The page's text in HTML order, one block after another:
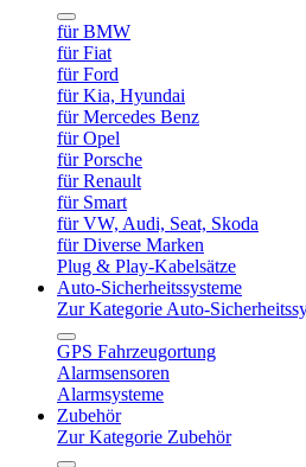
für BMW
für Fiat
für Ford
für Kia, Hyundai
für Mercedes Benz
für Opel
für Porsche
für Renault
für Smart
für VW, Audi, Seat, Skoda
für Diverse Marken
Plug & Play-Kabelsätze
Auto-Sicherheitssysteme
Zur Kategorie Auto-
GPS Fahrzeugortung
Alarmsensoren
Alarmsysteme
Zubehör
Zur Kategorie Zubehör